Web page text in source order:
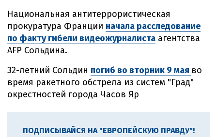
Национальная антитеррористическая
прокуратура Франции начала расследование
по факту гибели видеожурналиста агентства
AFP Сольдина.
32-летний Сольдин погиб во вторник 9 мая во
время ракетного обстрела из систем "Град"
окрестностей города Часов Яр
ПОДПИСЫВАЙСЯ НА "ЕВРОПЕЙСКУЮ ПРАВДУ"!